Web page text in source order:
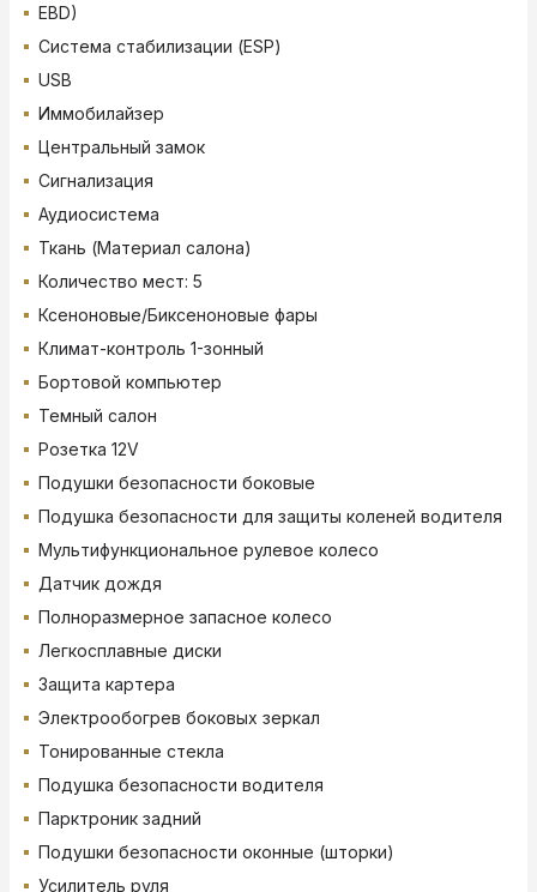
EBD)
Система стабилизации (ESP)
USB
Иммобилайзер
Центральный замок
Сигнализация
Аудиосистема
Ткань (Материал салона)
Количество мест: 5
Ксеноновые/Биксеноновые фары
Климат-контроль 1-зонный
Бортовой компьютер
Темный салон
Розетка 12V
Подушки безопасности боковые
Подушка безопасности для защиты коленей водителя
Мультифункциональное рулевое колесо
Датчик дождя
Полноразмерное запасное колесо
Легкосплавные диски
Защита картера
Электрообогрев боковых зеркал
Тонированные стекла
Подушка безопасности водителя
Парктроник задний
Подушки безопасности оконные (шторки)
Усилитель руля